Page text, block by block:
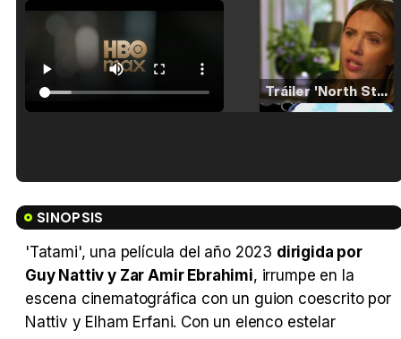
Tráiler 'North Star' (2023)
Tráiler 'Vida perra' (2026)
SINOPSIS
'Tatami', una película del año 2023 dirigida por
Guy Nattiv y Zar Amir Ebrahimi, irrumpe en la
escena cinematográfica con un guion coescrito por
Nattiv y Elham Erfani. Con un elenco estelar